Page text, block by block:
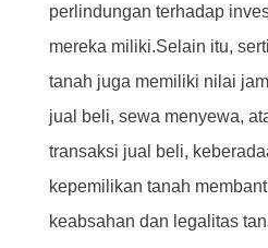
perlindungan terhadap
mereka miliki.Selain itu,
tanah juga memiliki nilai
jual beli, sewa menyewa,
transaksi jual beli,
kepemilikan tanah
keabsahan dan legalitas